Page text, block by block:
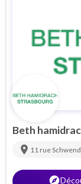
Beth
location_on 11 rue
explorer